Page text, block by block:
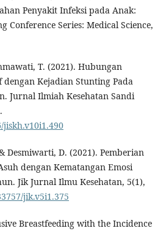
Penyakit Infeksi pada Anak:
Conference Series: Medical Science,
T. (2021). Hubungan
dengan Kejadian Stunting Pada
Jurnal Ilmiah Kesehatan Sandi
Desmiwarti, D. (2021). Pemberian
dengan Kematangan Emosi
Jik Jurnal Ilmu Kesehatan, 5(1),
jik.v5i1.375
Breastfeeding with the Incidence